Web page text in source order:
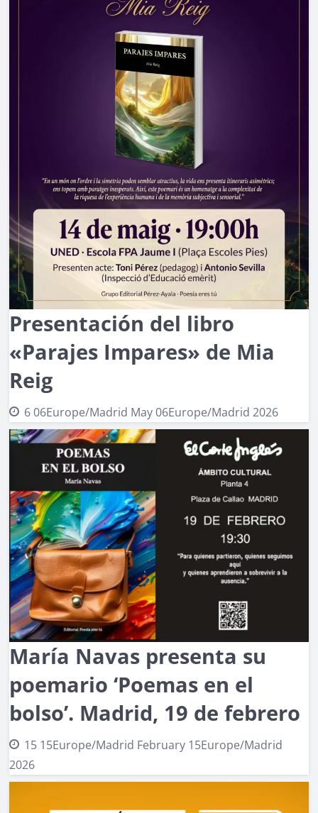
Presentación del libro
«Parajes Impares» de Mia
Reig
6 06Europe/Madrid May 06Europe/Madrid 2026
María Navas presenta su
poemario ‘Poemas en el
bolso’. Madrid, 19 de febrero
15 15Europe/Madrid February 15Europe/Madrid
2026